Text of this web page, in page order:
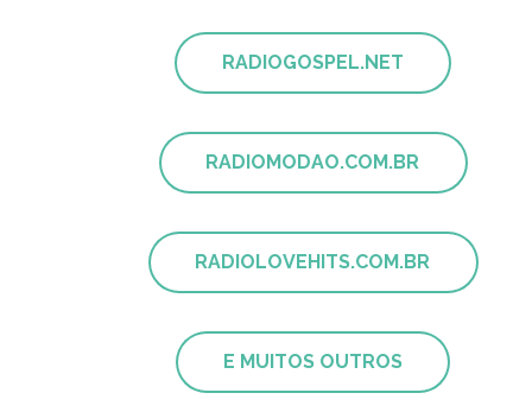
RADIOGOSPEL.NET
RADIOMODAO.COM.BR
RADIOLOVEHITS.COM.BR
E MUITOS OUTROS